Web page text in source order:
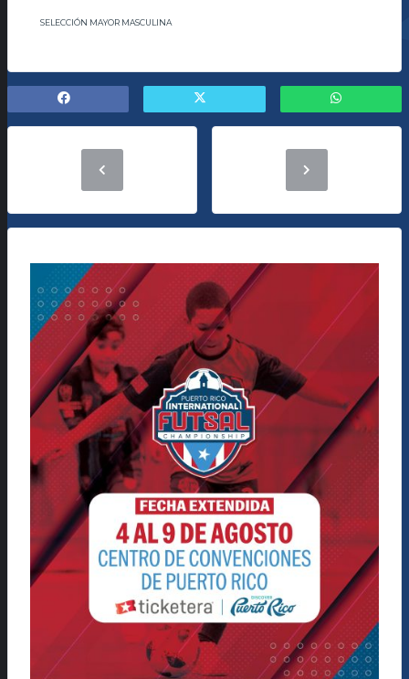
SELECCIÓN MAYOR MASCULINA